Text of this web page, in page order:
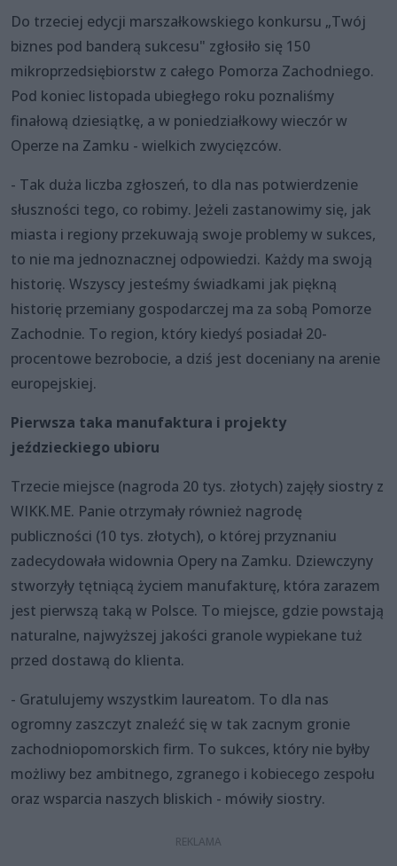
Do trzeciej edycji marszałkowskiego konkursu „Twój
biznes pod banderą sukcesu" zgłosiło się 150
mikroprzedsiębiorstw z całego Pomorza Zachodniego.
Pod koniec listopada ubiegłego roku poznaliśmy
finałową dziesiątkę, a w poniedziałkowy wieczór w
Operze na Zamku - wielkich zwycięzców.
- Tak duża liczba zgłoszeń, to dla nas potwierdzenie
słuszności tego, co robimy. Jeżeli zastanowimy się, jak
miasta i regiony przekuwają swoje problemy w sukces,
to nie ma jednoznacznej odpowiedzi. Każdy ma swoją
historię. Wszyscy jesteśmy świadkami jak piękną
historię przemiany gospodarczej ma za sobą Pomorze
Zachodnie. To region, który kiedyś posiadał 20-
procentowe bezrobocie, a dziś jest doceniany na arenie
europejskiej.
Pierwsza taka manufaktura i projekty
jeździeckiego ubioru
Trzecie miejsce (nagroda 20 tys. złotych) zajęły siostry z
WIKK.ME. Panie otrzymały również nagrodę
publiczności (10 tys. złotych), o której przyznaniu
zadecydowała widownia Opery na Zamku. Dziewczyny
stworzyły tętniącą życiem manufakturę, która zarazem
jest pierwszą taką w Polsce. To miejsce, gdzie powstają
naturalne, najwyższej jakości granole wypiekane tuż
przed dostawą do klienta.
- Gratulujemy wszystkim laureatom. To dla nas
ogromny zaszczyt znaleźć się w tak zacnym gronie
zachodniopomorskich firm. To sukces, który nie byłby
możliwy bez ambitnego, zgranego i kobiecego zespołu
oraz wsparcia naszych bliskich - mówiły siostry.